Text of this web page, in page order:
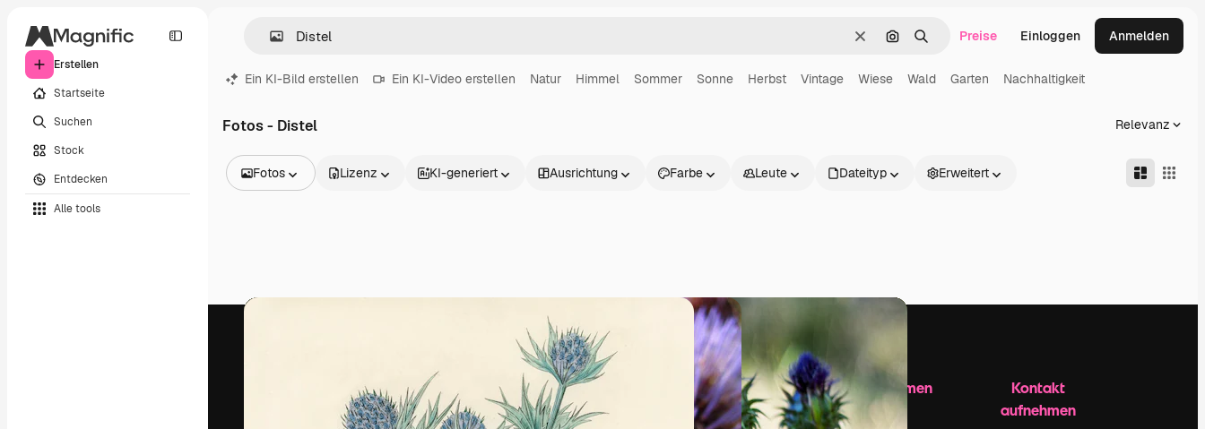
Erstellen
Startseite
Suchen
Stock
Entdecken
Alle tools
LöschenNach Bild suchen
SuchenPreise Einloggen Anmelden
Ein KI-Bild erstellen Ein KI-Video erstellen Natur Himmel Sommer Sonne Herbst Vintage Wiese Wald Garten Nachhaltigkeit
Fotos - Distel Relevanz
Fotos
Videos
Lizenz KI-generiert Ausrichtung Farbe Leute Dateityp Erweitert
Die kreative Plattform, um deine beste
Produkte
Spaces
Loslegen
Academy
Unternehmen
Preise
Kontakt
aufnehmen